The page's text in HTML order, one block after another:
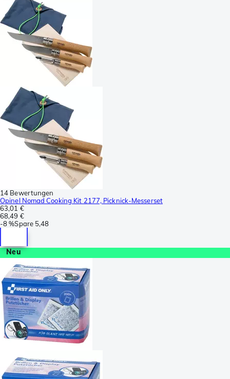
14 Bewertungen
Opinel Nomad Cooking Kit 2177, Picknick-Messerset
63,01 €
68,49 €
-8 %Spare 5,48
Neu